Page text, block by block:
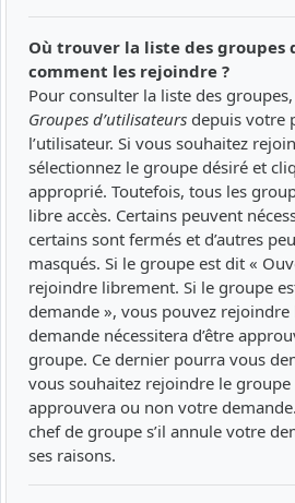
Où trouver la liste des groupes
comment les rejoindre ?
Pour consulter la liste des
Groupes d’utilisateurs depuis votre
l’utilisateur. Si vous souhaitez
sélectionnez le groupe désiré et
approprié. Toutefois, tous les
libre accès. Certains peuvent
certains sont fermés et d’autres
masqués. Si le groupe est dit «
rejoindre librement. Si le groupe
demande », vous pouvez
demande nécessitera d’être
groupe. Ce dernier pourra vous
vous souhaitez rejoindre le groupe
approuvera ou non votre
chef de groupe s’il annule votre
ses raisons.